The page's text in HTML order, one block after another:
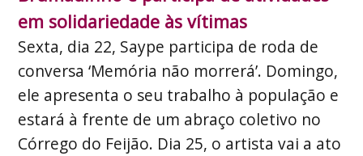
em solidariedade às vítimas
Sexta, dia 22, Saype participa de roda de
conversa ‘Memória não morrerá’. Domingo,
ele apresenta o seu trabalho à população e
estará à frente de um abraço coletivo no
Córrego do Feijão. Dia 25, o artista vai a ato